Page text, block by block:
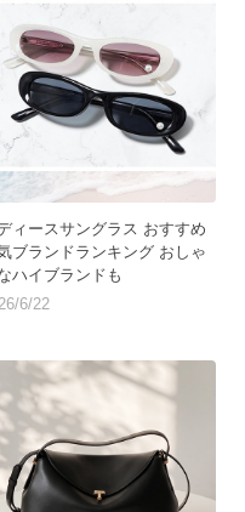
ィースサングラス おすすめ
ブランドランキング おしゃ
ハイブランドも
6/22